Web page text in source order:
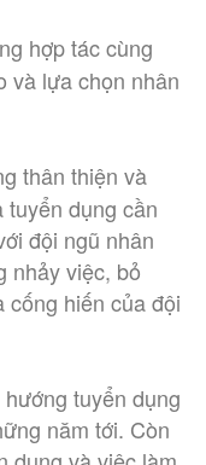
hợp tác cùng
và lựa chọn nhân
thân thiện và
tuyển dụng cần
đội ngũ nhân
nhảy việc, bỏ
hiến của đội
tuyển dụng
năm tới. Còn